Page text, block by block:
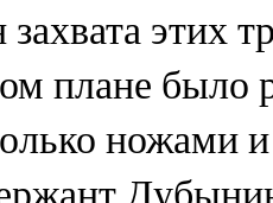
этих
плане было
ножами